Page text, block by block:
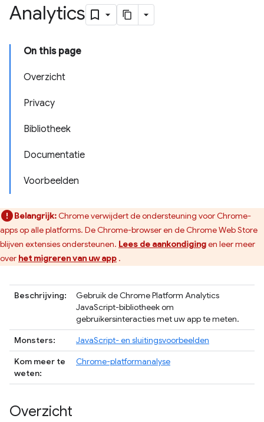
Analytics
On this page
Overzicht
Privacy
Bibliotheek
Documentatie
Voorbeelden
Belangrijk:Chrome verwijdert de ondersteuning voor Chrome-
apps op alle platforms. De Chrome-browser en de Chrome Web Store
blijven extensies ondersteunen. Lees de aankondigingen leer meer
over het migreren van uw app .
Beschrijving:
Gebruik de Chrome Platform Analytics
JavaScript-bibliotheek om
gebruikersinteracties met uw app te meten.
Monsters:
JavaScript- en sluitingsvoorbeelden
Kom meer te
weten:
Chrome-platformanalyse
Overzicht